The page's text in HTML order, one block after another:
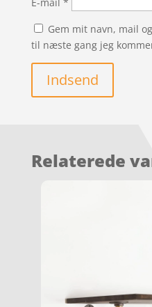
Gem mit navn, mail
til næste gang jeg
Indsend
Relaterede